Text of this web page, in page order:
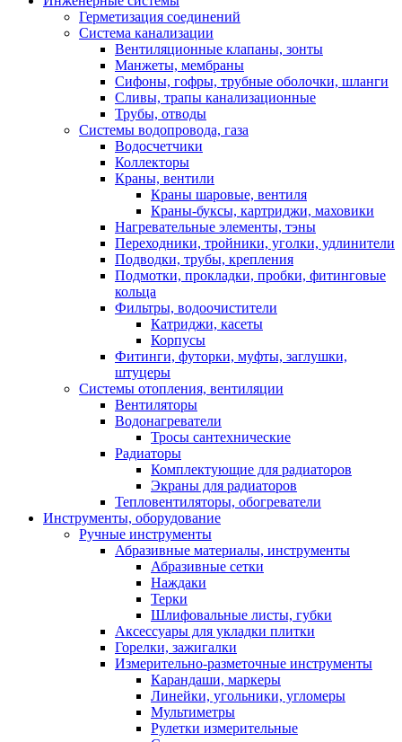
Герметизация соединений
Система канализации
Вентиляционные клапаны, зонты
Манжеты, мембраны
Сифоны, гофры, трубные оболочки, шланги
Сливы, трапы канализационные
Трубы, отводы
Системы водопровода, газа
Водосчетчики
Коллекторы
Краны, вентили
Краны шаровые, вентиля
Краны-буксы, картриджи, маховики
Нагревательные элементы, тэны
Переходники, тройники, уголки, удлинители
Подводки, трубы, крепления
Подмотки, прокладки, пробки, фитинговые
кольца
Фильтры, водоочистители
Катриджи, касеты
Корпусы
Фитинги, футорки, муфты, заглушки,
штуцеры
Системы отопления, вентиляции
Вентиляторы
Водонагреватели
Тросы сантехнические
Радиаторы
Комплектующие для радиаторов
Экраны для радиаторов
Тепловентиляторы, обогреватели
Инструменты, оборудование
Ручные инструменты
Абразивные материалы, инструменты
Абразивные сетки
Наждаки
Терки
Шлифовальные листы, губки
Аксессуары для укладки плитки
Горелки, зажигалки
Измерительно-разметочные инструменты
Карандаши, маркеры
Линейки, угольники, угломеры
Мультиметры
Рулетки измерительные